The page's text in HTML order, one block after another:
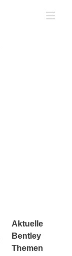
Aktuelle
Bentley
Themen